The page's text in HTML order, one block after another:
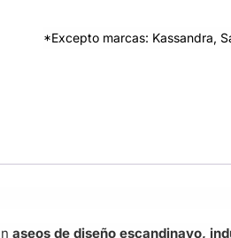
*Excepto marcas: Kassandra,
aseos de diseño escandinavo,